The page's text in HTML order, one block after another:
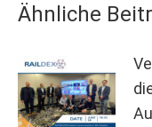
Ähnliche